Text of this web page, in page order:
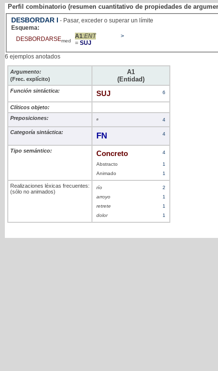
Perfil combinatorio (resumen cuantitativo de propiedades de
DESBORDAR I - Pasar, exceder o superar un límite
Esquema:
DESBORDARSEmed
A1:ENT
= SUJ
>
6 ejemplos anotados
Argumento:
(Frec. explícito)
A1
(Entidad)
Función sintáctica: SUJ 6
Clíticos objeto:
Preposiciones:
ø 4
Categoría sintáctica: FN 4
Tipo semántico: Concreto 4
Abstracto
1
Animado
1
Realizaciones léxicas frecuentes:
(sólo no animados)
río
2
arroyo
1
retrete
1
dolor
1